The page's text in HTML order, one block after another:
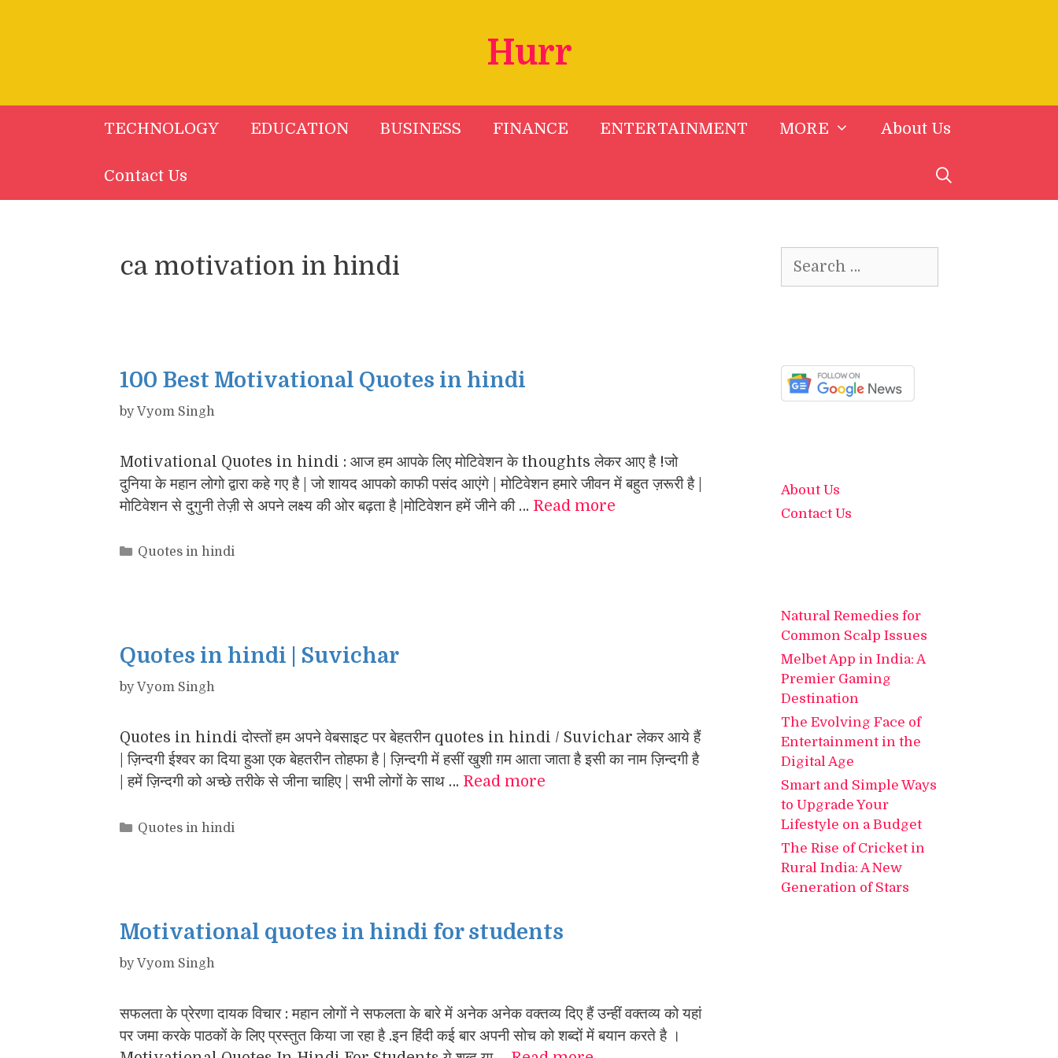
Hurr
TECHNOLOGY EDUCATION BUSINESS FINANCE ENTERTAINMENT MORE About Us
Contact Us
ca motivation in hindi
100 Best Motivational Quotes in hindi
byVyom Singh
Motivational Quotes in hindi : आज हम आपके लिए मोटिवेशन के thoughts लेकर आए है !जो
दुनिया के महान लोगो द्वारा कहे गए है | जो शायद आपको काफी पसंद आएंगे | मोटिवेशन हमारे जीवन में बहुत ज़रूरी है |
मोटिवेशन से दुगुनी तेज़ी से अपने लक्ष्य की ओर बढ़ता है |मोटिवेशन हमें जीने की … Read more
Categories
Quotes in hindi
Quotes in hindi | Suvichar
byVyom Singh
Quotes in hindi दोस्तों हम अपने वेबसाइट पर बेहतरीन quotes in hindi / Suvichar लेकर आये हैं
| ज़िन्दगी ईश्वर का दिया हुआ एक बेहतरीन तोहफा है | ज़िन्दगी में हसीं खुशी ग़म आता जाता है इसी का नाम ज़िन्दगी है
| हमें ज़िन्दगी को अच्छे तरीके से जीना चाहिए | सभी लोगों के साथ … Read more
Categories
Quotes in hindi
Motivational quotes in hindi for students
byVyom Singh
सफलता के प्रेरणा दायक विचार : महान लोगों ने सफलता के बारे में अनेक अनेक वक्तव्य दिए हैं उन्हीं वक्तव्य को यहां
पर जमा करके पाठकों के लिए प्रस्तुत किया जा रहा है .इन हिंदी कई बार अपनी सोच को शब्दों में बयान करते है ।
for:
About Us
Contact Us
Natural Remedies for
Common Scalp Issues
Melbet App in India: A
Premier Gaming
Destination
The Evolving Face of
Entertainment in the
Digital Age
Smart and Simple Ways
to Upgrade Your
Lifestyle on a Budget
The Rise of Cricket in
Rural India: A New
Generation of Stars